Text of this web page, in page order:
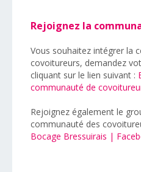
Rejoignez la
Vous souhaitez intégrer la
covoitureurs, demandez
cliquant sur le lien suivant :
communauté de
Rejoignez également le
communauté des
Bocage Bressuirais |